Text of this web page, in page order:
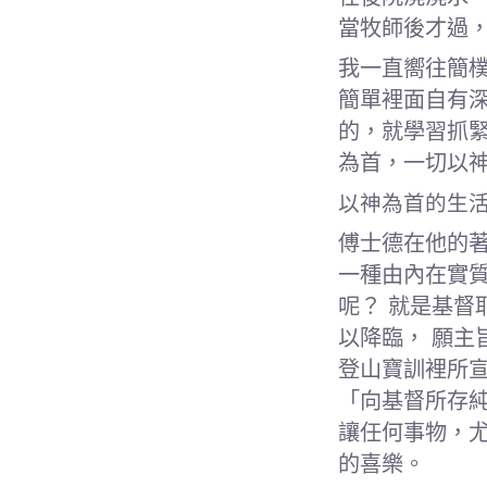
當牧師後才過
我一直嚮往簡
簡單裡面自有
的，就學習抓
為首，一切以
以神為首的生
傅士德在他的
一種由內在實
呢？ 就是基督
以降臨， 願主
登山寶訓裡所
「向基督所
讓任何事物，
的喜樂。